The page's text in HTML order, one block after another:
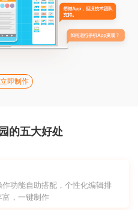
即制作
的五大好处
功能自助搭配，个性化编辑排
富，一键制作